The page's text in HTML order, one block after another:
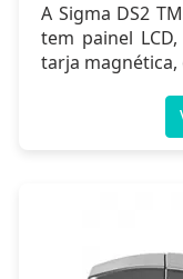
A Sigma DS2
tem painel
tarja